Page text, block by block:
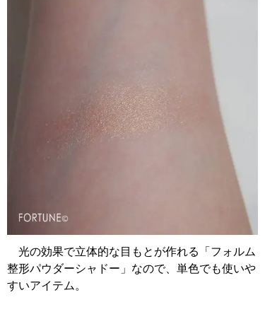
光の効果で立体的な目もとが作れる「フォルム
整形パウダーシャドー」なので、単色でも使いや
すいアイテム。